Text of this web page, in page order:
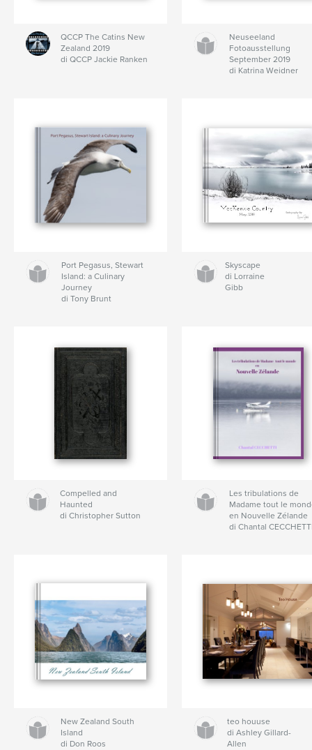
QCCP The Catins New
Zealand 2019
di QCCP Jackie Ranken
Neuseeland
Fotoausstellung
September 2019
di Katrina Weidner
Port Pegasus, Stewart
Island: a Culinary
Journey
di Tony Brunt
Skyscape
di Lorraine
Gibb
Compelled and
Haunted
di Christopher Sutton
Les tribulations de
Madame tout le
en Nouvelle Zélande
di Chantal
New Zealand South
Island
di Don Roos
teo houuse
di Ashley Gillard-
Allen